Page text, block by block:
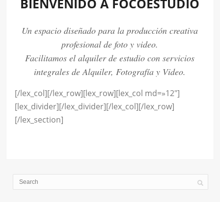
BIENVENIDO A FOCOESTUDIO
Un espacio diseñado para la producción creativa
profesional de foto y video.
Facilitamos el alquiler de estudio con servicios
integrales de Alquiler, Fotografía y Video.
[/lex_col][/lex_row][lex_row][lex_col md=»12″]
[lex_divider][/lex_divider][/lex_col][/lex_row]
[/lex_section]